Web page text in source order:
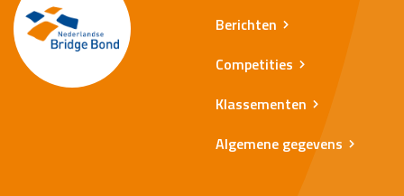
Berichten
Competities
Klassementen
Algemene gegevens